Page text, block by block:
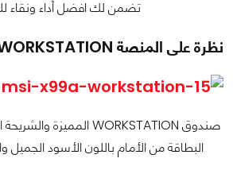
تضمن لك افضل أداء ونقاء
نظرة على المنصة MSI X99A WORKSTATION
البطاقة من الأمام باللون الأسود الجميل